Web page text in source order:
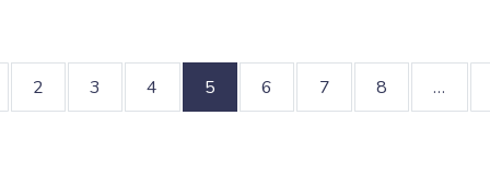
2 3 4 5 6 7 8 …